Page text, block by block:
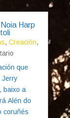
Harp
, Creación,
que
Jerry
baixo a
Alén do
coruñés